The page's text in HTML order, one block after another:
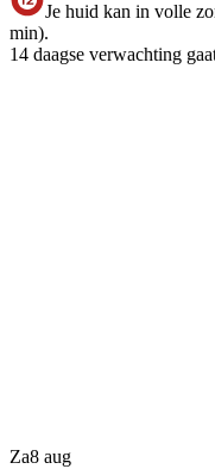
Je huid kan in volle
min).
14 daagse verwachting
Za8 aug